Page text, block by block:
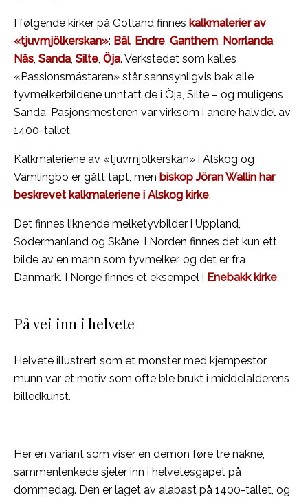
I følgende kirker på Gotland finnes kalkmalerier av
«tjuvmjölkerskan»: Bäl, Endre Ganthem Norrlanda
Näs Sanda Silte Öja. Verkstedet som kalles
«Passionsmästaren» står sannsynligvis bak alle
tyvmelkerbildene unntatt de i Öja, Silte – og muligens
Sanda. Pasjonsmesteren var virksom i andre halvdel av
1400-tallet.
Kalkmaleriene av «tjuvmjölkerskan» i Alskog og
Vamlingbo er gått tapt, men biskop Jöran Wallin har
beskrevet kalkmaleriene i Alskog kirke.
Det finnes liknende melketyvbilder i Uppland,
Södermanland og Skåne. I Norden finnes det kun ett
bilde av en mann som tyvmelker, og det er fra
Danmark. I Norge finnes et eksempel i Enebakk kirke.
På vei inn i helvete
Helvete illustrert som et monster med kjempestor
munn var et motiv som ofte ble brukt i middelalderens
billedkunst.
Her en variant som viser en demon føre tre nakne,
sammenlenkede sjeler inn i helvetesgapet på
dommedag. Den er laget av alabast på 1400-tallet, og